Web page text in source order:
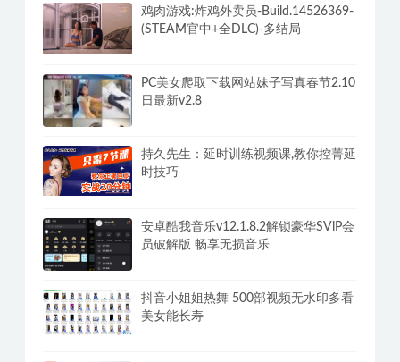
鸡肉游戏:炸鸡外卖员-Build.14526369-
(STEAM官中+全DLC)-多结局
PC美女爬取下载网站妹子写真春节2.10
日最新v2.8
持久先生：延时训练视频课,教你控菁延
时技巧
安卓酷我音乐v12.1.8.2解锁豪华SViP会
员破解版 畅享无损音乐
抖音小姐姐热舞 500部视频无水印多看
美女能长寿